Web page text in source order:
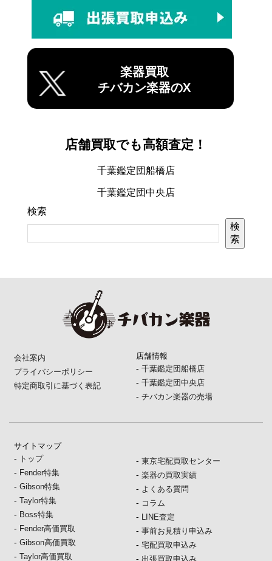
楽器買取
チバカン楽器のX
店舗買取でも高額査定！
千葉鑑定団船橋店
千葉鑑定団中央店
検索
検
索
会社案内
プライバシーポリシー
特定商取引に基づく表記
店舗情報
- 千葉鑑定団船橋店
- 千葉鑑定団中央店
- チバカン楽器の売場
サイトマップ
- トップ
- Fender特集
-Gibson特集
-Taylor特集
- Boss特集
- Fender高価買取
-Gibson高価買取
-Taylor高価買取
- 東京宅配買取センター
- 楽器の買取実績
- よくある質問
- コラム
- LINE査定
- 事前お見積り申込み
- 宅配買取申込み
- 出張買取申込み